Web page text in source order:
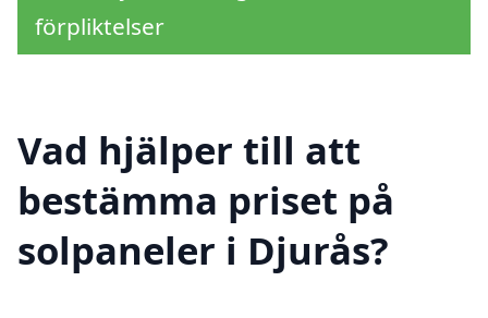
förpliktelser
Vad hjälper till att
bestämma priset på
solpaneler i Djurås?